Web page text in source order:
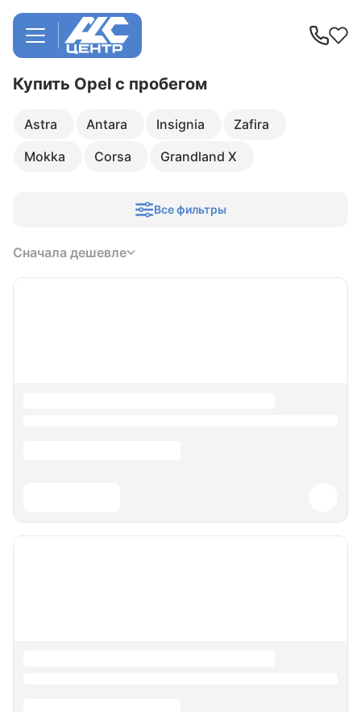
Купить Opel с пробегом
Astra Antara Insignia
Zafira
Mokka
Corsa Grandland X
Все фильтры
Сначала дешевле